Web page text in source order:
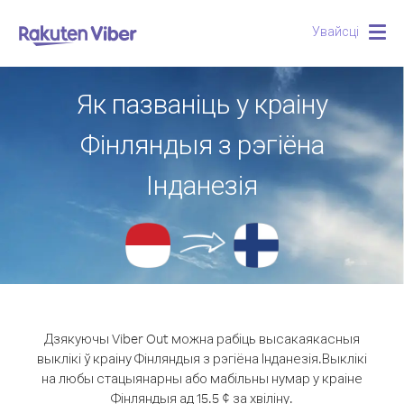
Увайсці
Як пазваніць у краіну
Фінляндыя з рэгіёна
Інданезія
Дзякуючы Viber Out можна рабіць высакаякасныя
выклікі ў краіну Фінляндыя з рэгіёна Інданезія.Выклікі
на любы стацыянарны або мабільны нумар у краіне
Фінляндыя ад 15.5 ¢ за хвіліну.